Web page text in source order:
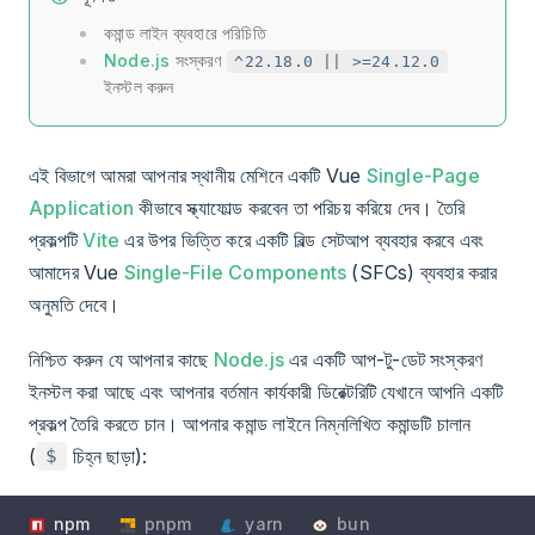
কমান্ড লাইন ব্যবহারে পরিচিতি
Node.js সংস্করণ ^22.18.0 || >=24.12.0
ইনস্টল করুন
এই বিভাগে আমরা আপনার স্থানীয় মেশিনে একটি Vue Single-Page
Application কীভাবে স্ক্যাফোল্ড করবেন তা পরিচয় করিয়ে দেব। তৈরি
প্রকল্পটিVite এর উপর ভিত্তি করে একটি বিল্ড সেটআপ ব্যবহার করবে এবং
আমাদের Vue Single-File Components (SFCs) ব্যবহার করার
অনুমতি দেবে।
নিশ্চিত করুন যে আপনার কাছে Node.js এর একটি আপ-টু-ডেট সংস্করণ
ইনস্টল করা আছে এবং আপনার বর্তমান কার্যকারী ডিরেক্টরিটি যেখানে আপনি একটি
প্রকল্প তৈরি করতে চান। আপনার কমান্ড লাইনে নিম্নলিখিত কমান্ডটি চালান
( $ চিহ্ন ছাড়া):
npm pnpm yarn bun